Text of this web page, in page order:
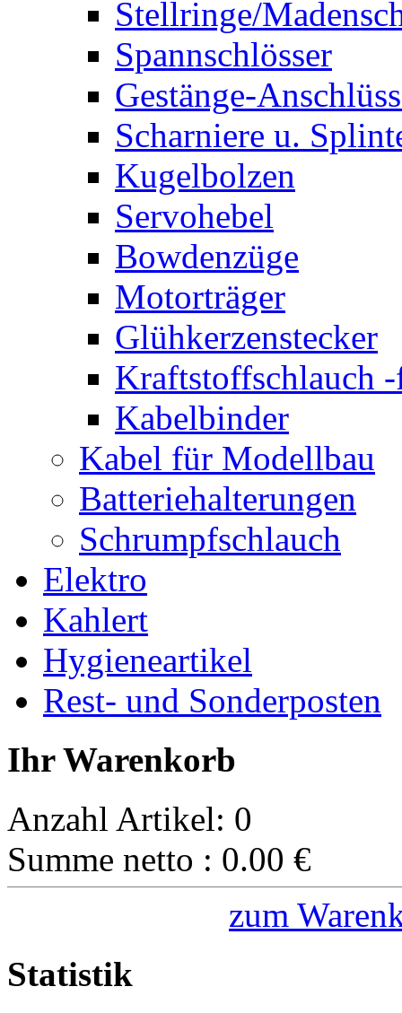
Stellringe/
Spannschlösser
Gestänge-
Scharniere u.
Kugelbolzen
Servohebel
Bowdenzüge
Motorträger
Glühkerzenstecker
Kraftstoffschlauch
Kabelbinder
Kabel für Modellbau
Batteriehalterungen
Schrumpfschlauch
Elektro
Kahlert
Hygieneartikel
Rest- und Sonderposten
Ihr Warenkorb
Anzahl Artikel: 0
Summe netto : 0.00 €
zum
Statistik